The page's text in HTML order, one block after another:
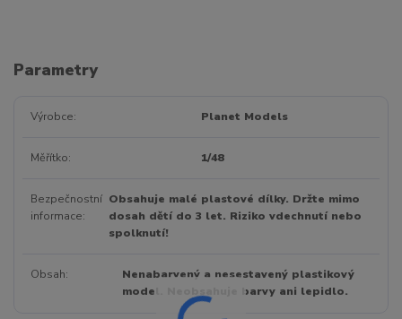
Parametry
Výrobce Planet Models
Měřítko 1/48
Bezpečnostní
informace
Obsahuje malé plastové dílky. Držte mimo
dosah dětí do 3 let. Riziko vdechnutí nebo
spolknutí!
Obsah
Nenabarvený a nesestavený plastikový
model. Neobsahuje barvy ani lepidlo.